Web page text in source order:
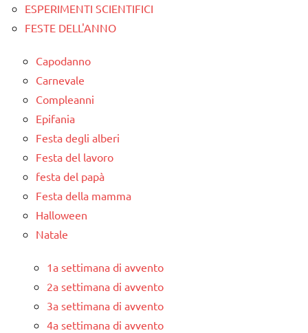
ARGOMENTI
TUTTI GLI
ARTICOLI
ESPERIMENTI SCIENTIFICI
FESTE DELL'ANNO
Capodanno
Carnevale
Compleanni
Epifania
Festa degli alberi
Festa del lavoro
festa del papà
Festa della mamma
Halloween
Natale
1a settimana di avvento
2a settimana di avvento
3a settimana di avvento
4a settimana di avvento